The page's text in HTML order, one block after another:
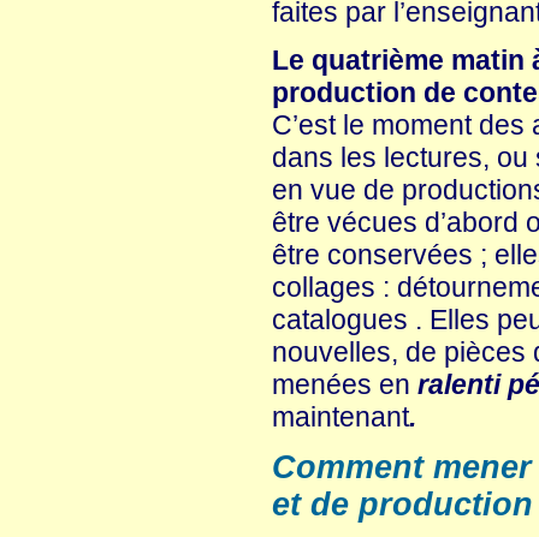
faites par
Le quatrième matin
production de
C’est le moment
dans les lectures, ou
en vue de
être vécues d’abord
être conservées ;
collages :
catalogues . Elles
nouvelles, de pièces
menées en ralenti
maintenant.
Comment
et de